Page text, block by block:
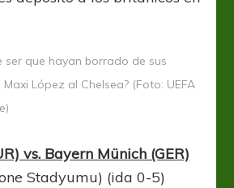
ser que hayan borrado de sus
López al Chelsea? (Foto: UEFA
vs. Bayern Münich (GER)
Stadyumu) (ida 0-5)